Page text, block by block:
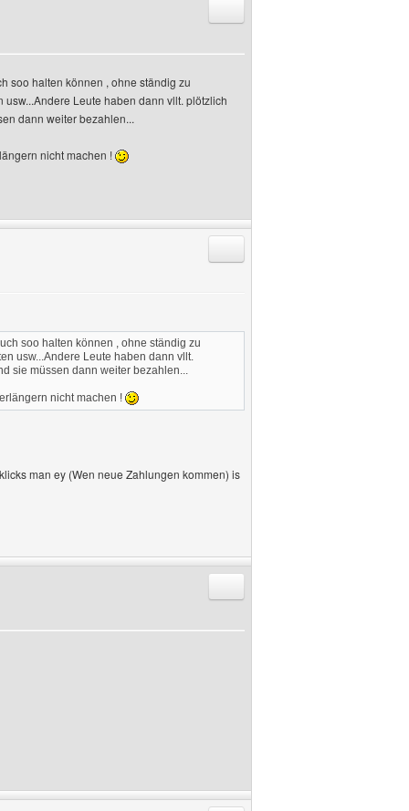
soo halten können , ohne ständig zu
Leute haben dann vllt. plötzlich
dann weiter bezahlen...
nicht machen !
soo halten können , ohne ständig zu
usw...Andere Leute haben dann vllt.
sie müssen dann weiter bezahlen...
nicht machen !
man ey (Wen neue Zahlungen kommen) is